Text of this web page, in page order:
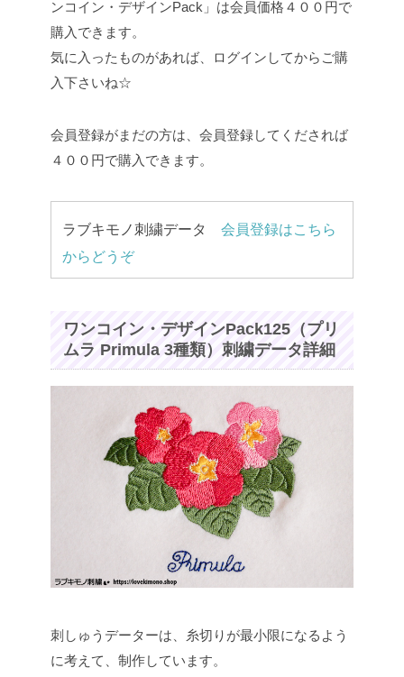
ンコイン・デザインPack」は会員価格４００円で
購入できます。
気に入ったものがあれば、ログインしてからご購
入下さいね☆
会員登録がまだの方は、会員登録してくだされば
４００円で購入できます。
ラブキモノ刺繍データ 会員登録はこちら
からどうぞ
ワンコイン・デザインPack125（プリ
ムラ Primula 3種類）刺繍データ詳細
刺しゅうデーターは、糸切りが最小限になるよう
に考えて、制作しています。